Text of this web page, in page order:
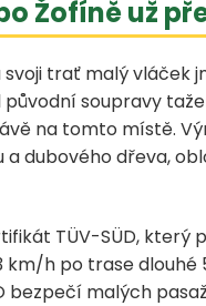
Žofíně už
trať malý vláček
soupravy
na tomto místě.
a dubového dřeva,
TÜV-SÜD,
h po trase dlouhé
bezpečí malých